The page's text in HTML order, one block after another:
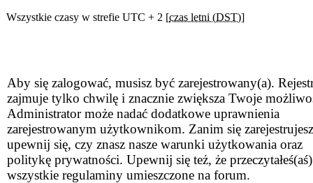
Wszystkie czasy w strefie UTC + 2 [czas letni (DST)]
Aby się zalogować, musisz być zarejestrowany(a).
zajmuje tylko chwilę i znacznie zwiększa Twoje
Administrator może nadać dodatkowe uprawnienia
zarejestrowanym użytkownikom. Zanim się
upewnij się, czy znasz nasze warunki użytkowania oraz
politykę prywatności. Upewnij się też, że przeczytałeś(aś)
wszystkie regulaminy umieszczone na forum.